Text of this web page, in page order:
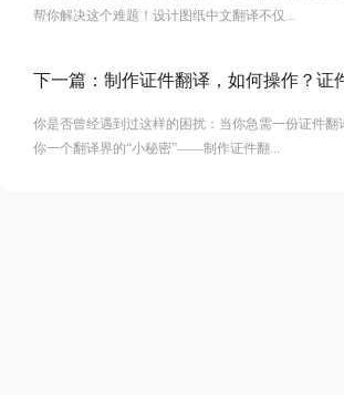
帮你解决这个难题！设计图纸中文翻译不仅...
下一篇： 制作证件翻译，如何操作？证
你是否曾经遇到过这样的困扰：当你急需一份证件
你一个翻译界的“小秘密”——制作证件翻...